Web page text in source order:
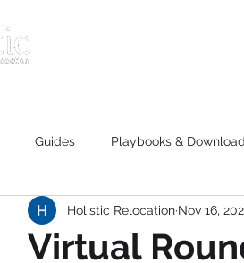
Guides Playbooks &
Virtual
Holistic Relocation Nov 16,